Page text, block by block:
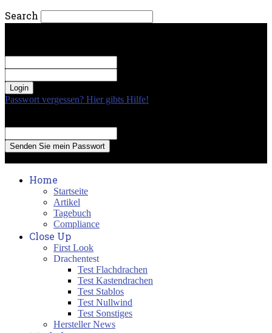
Search
Passwort vergessen? Hier gibts Hilfe!
Home
Startseite
Artikel
Tagebuch
Compliance
Close Up
First Look
Drachentest
Test Flachdrachen
Test Kastendrachen
Test Stablos
Test Nullwind
Test Sonstiges
Hersteller News